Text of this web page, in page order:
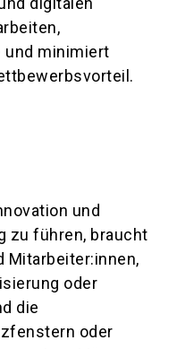
und minimiert
und
zu führen, braucht
Mitarbeiter:innen,
oder
die
oder